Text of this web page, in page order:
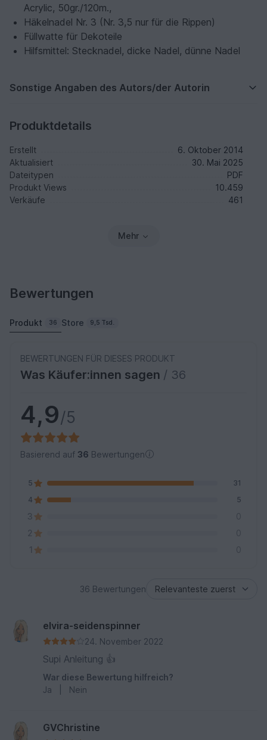
Acrylic, 50gr./120m.,
Häkelnadel Nr. 3 (Nr. 3,5 nur für die Rippen)
Füllwatte für Dekoteile
Hilfsmittel: Stecknadel, dicke Nadel, dünne Nadel
Sonstige Angaben des Autors/der Autorin
Produktdetails
Erstellt
6. Oktober 2014
Aktualisiert
30. Mai 2025
Dateitypen
PDF
Produkt Views
10.459
Verkäufe
461
Mehr
Bewertungen
Produkt 36 Store 9,5 Tsd.
BEWERTUNGEN FÜR DIESES PRODUKT
Was Käufer:innen sagen / 36
4,9/5
Basierend auf 36 Bewertungen
5
31
4
5
3
0
2
0
1
0
36 Bewertungen
elvira-seidenspinner
24. November 2022
Supi Anleitung 👍
War diese Bewertung hilfreich?
Ja
Nein
GVChristine